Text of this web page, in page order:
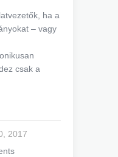
ha a
– vagy
csak a
2017